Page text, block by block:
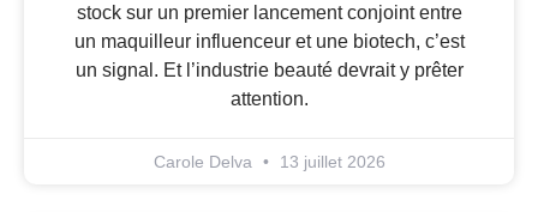
stock sur un premier lancement conjoint entre
un maquilleur influenceur et une biotech, c’est
un signal. Et l’industrie beauté devrait y prêter
attention.
Carole Delva 13 juillet 2026